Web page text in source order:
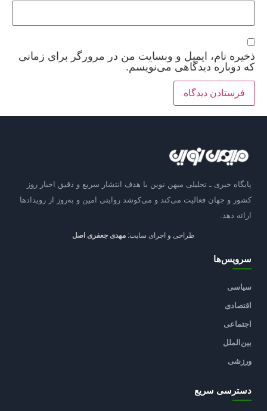
ذخیره نام، ایمیل و وبسایت من در مرورگر برای زمانی
که دوباره دیدگاهی می‌نویسم.
پایگاه خبری ـ تحلیلی میهن نوین با هدف انتشار سریع و دقیق اخبار روز
کشور و جهان فعالیت می‌کند و می‌کوشد روایتی امین و به‌روز از رویدادها
ارائه دهد.
طراحی و اجرای سایت: مهدی جعفری اصل
سرویس‌ها
سیاسی
اقتصادی
اجتماعی
بین‌الملل
ورزشی
دسترسی سریع